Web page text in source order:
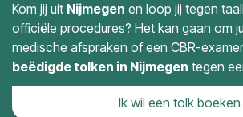
Kom jij uit Nijmegen en loop jij tegen
officiële procedures? Het kan gaan om
medische afspraken of een CBR-
beëdigde tolken in Nijmegen tegen
Ik wil een tolk boeken